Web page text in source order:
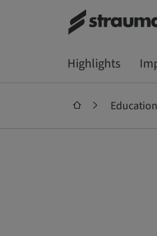
Highlights
Education